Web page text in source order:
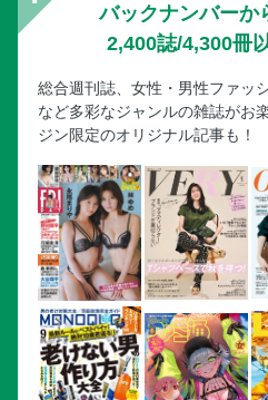
バックナンバーか
2,400誌/4,300冊
総合週刊誌、女性・男性ファッ
など多彩なジャンルの雑誌がお
ジン限定のオリジナル記事も！